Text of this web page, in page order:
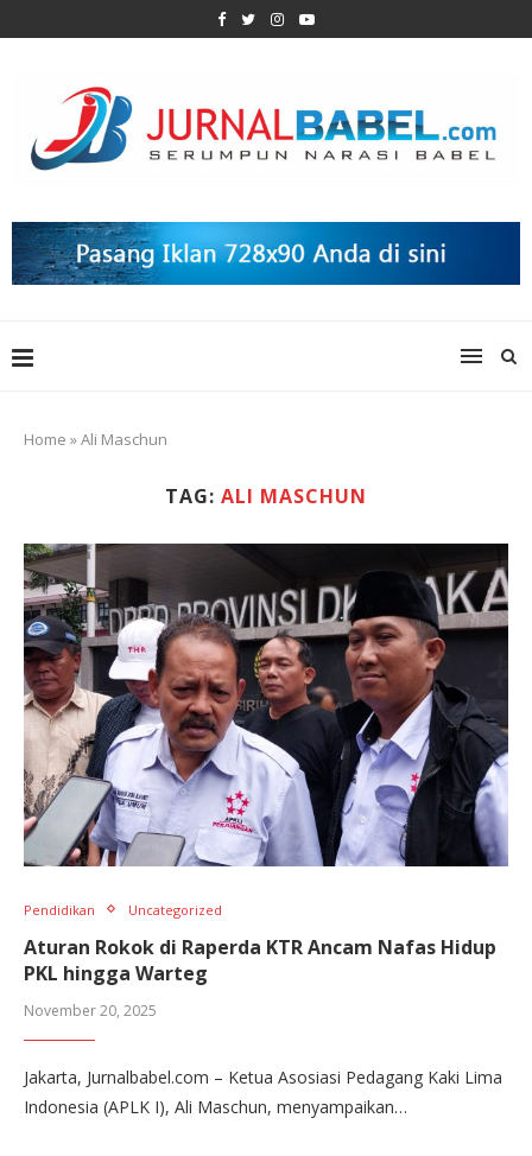
Home »Ali Maschun
TAG: ALI MASCHUN
Pendidikan Uncategorized
Aturan Rokok di Raperda KTR Ancam Nafas Hidup
PKL hingga Warteg
November 20, 2025
Jakarta, Jurnalbabel.com – Ketua Asosiasi Pedagang Kaki Lima
Indonesia (APLK I), Ali Maschun, menyampaikan…